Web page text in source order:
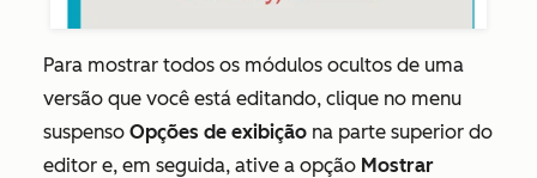
Para mostrar todos os módulos ocultos de uma
versão que você está editando, clique no menu
suspenso Opções de exibição na parte superior do
editor e, em seguida, ative a opção Mostrar